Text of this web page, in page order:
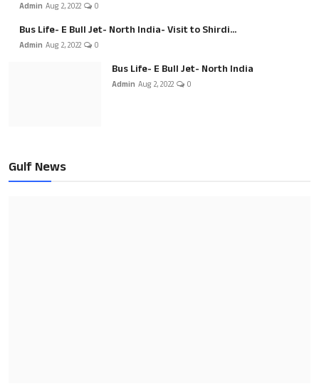
Admin Aug 2, 2022 0
Bus Life- E Bull Jet- North India- Visit to Shirdi...
Admin Aug 2, 2022 0
Bus Life- E Bull Jet- North India
Admin Aug 2, 2022 0
Gulf News